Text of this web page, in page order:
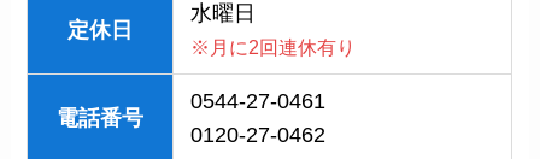
定休日
水曜日
※月に2回連休有り
電話番号
0544-27-0461
0120-27-0462